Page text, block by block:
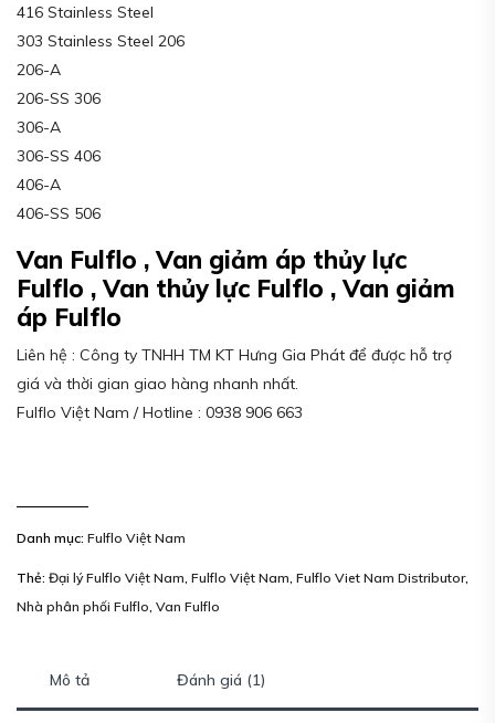
416 Stainless Steel
303 Stainless Steel 206
206-A
206-SS 306
306-A
306-SS 406
406-A
406-SS 506
Van Fulflo , Van giảm áp thủy lực
Fulflo , Van thủy lực Fulflo , Van giảm
áp Fulflo
Liên hệ : Công ty TNHH TM KT Hưng Gia Phát để được hỗ trợ
giá và thời gian giao hàng nhanh nhất.
Fulflo Việt Nam / Hotline : 0938 906 663
Danh mục: Fulflo Việt Nam
Thẻ: Đại lý Fulflo Việt Nam Fulflo Việt Nam Fulflo Viet Nam Distributor,
Nhà phân phối Fulflo Van Fulflo
Mô tả Đánh giá (1)